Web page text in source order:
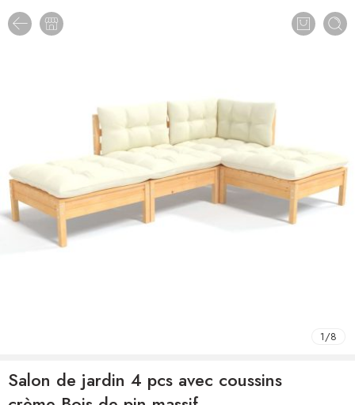
1/8
Salon de jardin 4 pcs avec coussins